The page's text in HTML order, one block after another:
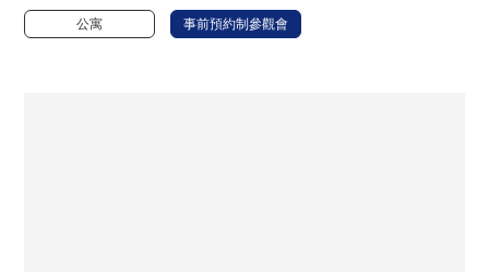
公寓 事前預約制參觀會